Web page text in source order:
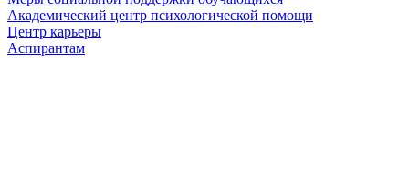
Академический центр психологической помощи
Центр карьеры
Аспирантам